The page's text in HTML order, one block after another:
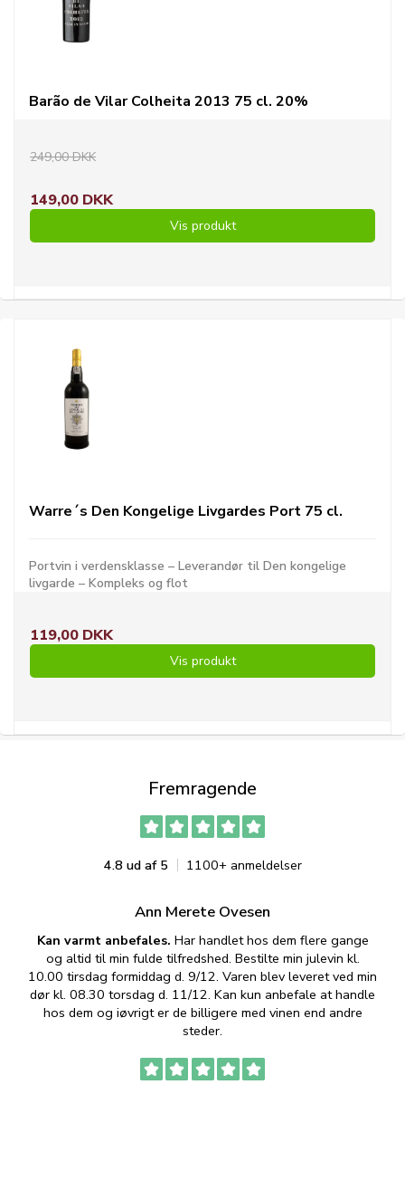
Barão de Vilar Colheita 2013 75 cl. 20%
249,00 DKK
149,00 DKK
Vis produkt
Warre´s Den Kongelige Livgardes Port 75 cl.
Portvin i verdensklasse – Leverandør til Den kongelige
livgarde – Kompleks og flot
119,00 DKK
Vis produkt
Fremragende
4.8 ud af 5 1100+ anmeldelser
Ann Merete Ovesen
Kan varmt anbefales. Har handlet hos dem flere gange
og altid til min fulde tilfredshed. Bestilte min julevin kl.
10.00 tirsdag formiddag d. 9/12. Varen blev leveret ved min
dør kl. 08.30 torsdag d. 11/12. Kan kun anbefale at handle
hos dem og iøvrigt er de billigere med vinen end andre
steder.